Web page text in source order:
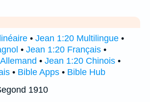
• Jean 1:20 Multilingue •
• Jean 1:20 Français •
• Jean 1:20 Chinois •
• Bible Apps • Bible Hub
1910